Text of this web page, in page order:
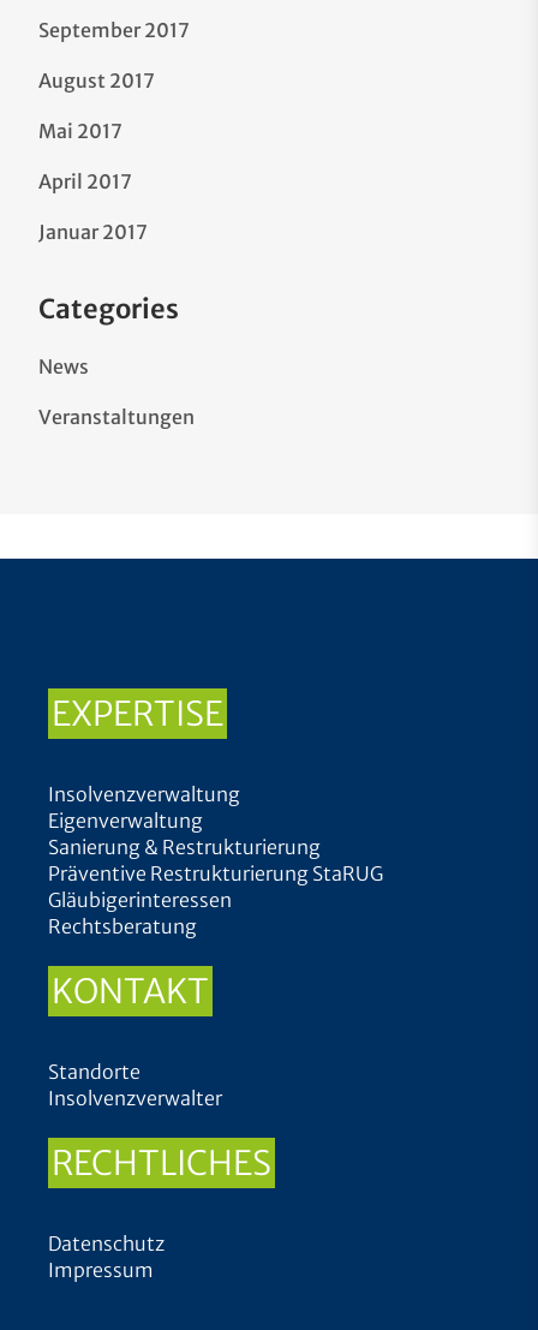
September 2017
August 2017
Mai 2017
April 2017
Januar 2017
Categories
News
Veranstaltungen
EXPERTISE
Insolvenzverwaltung
Eigenverwaltung
Sanierung & Restrukturierung
Präventive Restrukturierung StaRUG
Gläubigerinteressen
Rechtsberatung
KONTAKT
Standorte
Insolvenzverwalter
RECHTLICHES
Datenschutz
Impressum